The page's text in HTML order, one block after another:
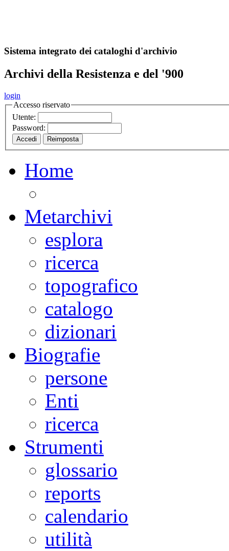
Sistema integrato dei cataloghi d'archivio
Archivi della Resistenza e del '900
login
Accesso riservato
Utente:
Password:
Home
Metarchivi
esplora
ricerca
topografico
catalogo
dizionari
Biografie
persone
Enti
ricerca
Strumenti
glossario
reports
calendario
utilità